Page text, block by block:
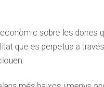
sobre​ les dones
que es perpetua a